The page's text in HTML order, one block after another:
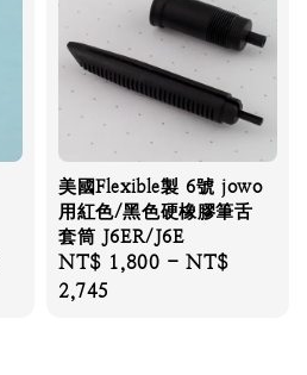
美國Flexible製 6號 jowo
用紅色/黑色硬橡膠筆舌
套筒 J6ER/J6E
Regular
price
NT$ 1,800 -NT$
2,745